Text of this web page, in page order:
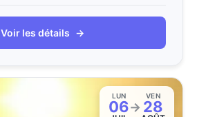
Voir les détails →
LUN
06→
VEN
28